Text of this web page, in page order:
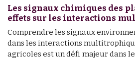
Les signaux chimiques des
effets sur les interactions
Comprendre les signaux
dans les interactions
agricoles est un défi majeur dans